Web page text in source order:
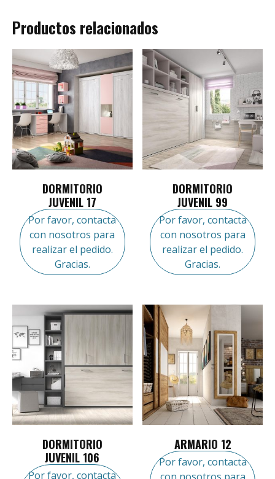
Productos relacionados
DORMITORIO
JUVENIL 17
Por favor, contacta
con nosotros para
realizar el pedido.
Gracias.
DORMITORIO
JUVENIL 99
Por favor, contacta
con nosotros para
realizar el pedido.
Gracias.
DORMITORIO
JUVENIL 106
Por favor, contacta
ARMARIO 12
Por favor, contacta